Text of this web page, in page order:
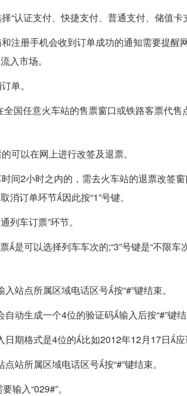
“认证支付、快捷支付、普通支付、储值卡
注册手机会收到订单成功的通知需要提
入市场。
单。
国任意火车站的售票窗口或铁路客票代
可以在网上进行改签及退票。
间2小时之内的，需去火车站的退票改签
消订单环节因此按“1”号键。
列车订票”环节。
是可以选择列车车次的;“3”号键是“不限
站点所属区域电话区号按“#”键结束。
动生成一个4位的验证码输入后按“#”键结
期格式是4位的比如2012年12月17日应
站所属区域电话区号按“#”键结束。
输入“029#”。